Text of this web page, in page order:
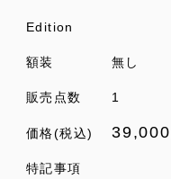
Edition
額装 無し
販売点数 1
価格(税込) 39,000
特記事項